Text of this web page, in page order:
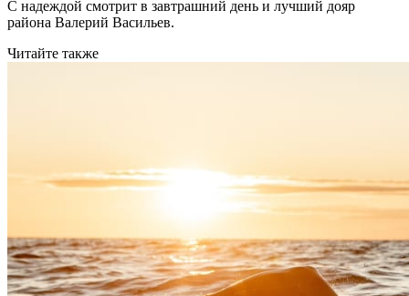
С надеждой смотрит в завтрашний день и лучший дояр
района Валерий Васильев.
Читайте также